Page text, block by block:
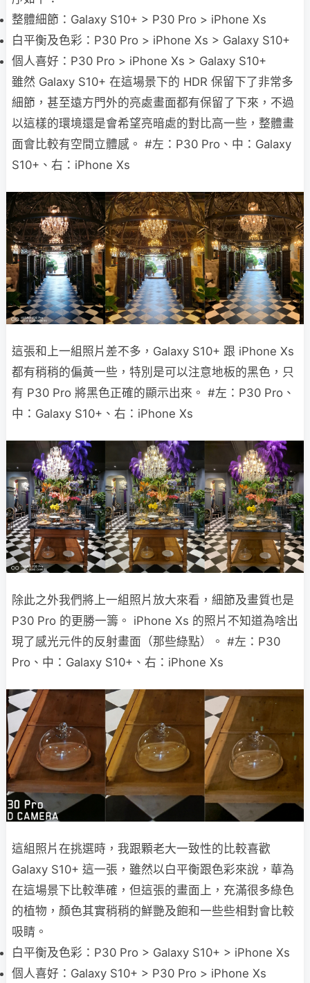
整體細節：Galaxy S10+ > P30 Pro > iPhone Xs
白平衡及色彩：P30 Pro > iPhone Xs > Galaxy S10+
個人喜好：P30 Pro > iPhone Xs > Galaxy S10+
雖然 Galaxy S10+ 在這場景下的 HDR 保留下了非常多
細節，甚至遠方門外的亮處畫面都有保留了下來，不過
以這樣的環境還是會希望亮暗處的對比高一些，整體畫
面會比較有空間立體感。 #左：P30 Pro、中：Galaxy
S10+、右：iPhone Xs
這張和上一組照片差不多，Galaxy S10+ 跟 iPhone Xs
都有稍稍的偏黃一些，特別是可以注意地板的黑色，只
有 P30 Pro 將黑色正確的顯示出來。 #左：P30 Pro、
中：Galaxy S10+、右：iPhone Xs
除此之外我們將上一組照片放大來看，細節及畫質也是
P30 Pro 的更勝一籌。 iPhone Xs 的照片不知道為啥出
現了感光元件的反射畫面（那些綠點）。 #左：P30
Pro、中：Galaxy S10+、右：iPhone Xs
這組照片在挑選時，我跟顆老大一致性的比較喜歡
Galaxy S10+ 這一張，雖然以白平衡跟色彩來說，華為
在這場景下比較準確，但這張的畫面上，充滿很多綠色
的植物，顏色其實稍稍的鮮艷及飽和一些些相對會比較
吸睛。
白平衡及色彩：P30 Pro > Galaxy S10+ > iPhone Xs
個人喜好：Galaxy S10+ > P30 Pro > iPhone Xs